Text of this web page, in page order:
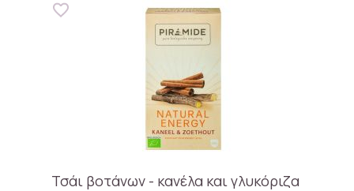
Τσάι βοτάνων - κανέλα και γλυκόριζα